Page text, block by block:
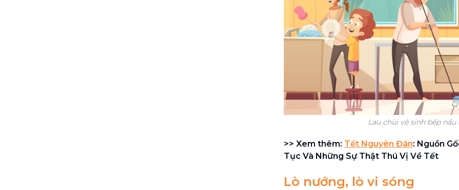
Lau chùi vệ sinh bếp nấu
>> Xem thêm: Tết Nguyên Đán: Nguồn
Tục Và Những Sự Thật Thú Vị Về Tết
Lò nướng, lò vi sóng